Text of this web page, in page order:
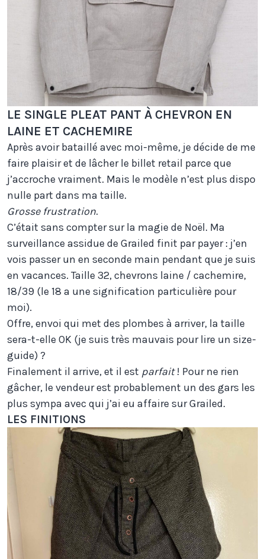
LE SINGLE PLEAT PANT À CHEVRON EN
LAINE ET CACHEMIRE
Après avoir bataillé avec moi-même, je décide de me
faire plaisir et de lâcher le billet retail parce que
j’accroche vraiment. Mais le modèle n’est plus dispo
nulle part dans ma taille.
Grosse frustration.
C’était sans compter sur la magie de Noël. Ma
surveillance assidue de Grailed finit par payer : j’en
vois passer un en seconde main pendant que je suis
en vacances. Taille 32, chevrons laine / cachemire,
18/39 (le 18 a une signification particulière pour
moi).
Offre, envoi qui met des plombes à arriver, la taille
sera-t-elle OK (je suis très mauvais pour lire un size-
guide) ?
Finalement il arrive, et il est parfait! Pour ne rien
gâcher, le vendeur est probablement un des gars les
plus sympa avec qui j’ai eu affaire sur Grailed.
LES FINITIONS